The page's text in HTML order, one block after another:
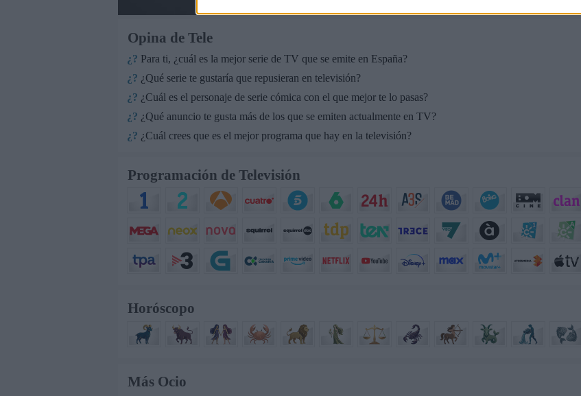
Opina de Tele
¿? Para ti, ¿cuál es la mejor serie de TV que se emite en España?
¿? ¿Qué serie te gustaría que repusieran en televisión?
¿? ¿Cuál es el personaje de serie cómica con el que mejor te lo pasas?
¿? ¿Qué anuncio te gusta más de los que se emiten actualmente en TV?
¿? ¿Cuál crees que es el mejor programa que hay en la televisión?
Programación de Televisión
Horóscopo
Más Ocio